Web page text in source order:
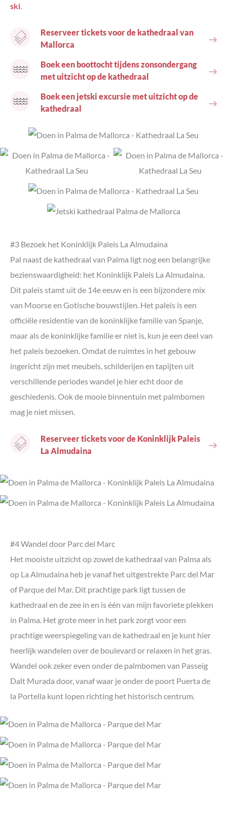
Parkeren in Palma de Mallorca
De leukste dagtours vanuit Palma
Onze aanraders voor dagtours op Mallorca
ski
Reserveer tickets voor de kathedraal van
Mallorca
Boek een boottocht tijdens zonsondergang
met uitzicht op de kathedraal
Boek een jetski excursie met uitzicht op de
kathedraal
#3 Bezoek het Koninklijk Paleis La Almudaina
Pal naast de kathedraal van Palma ligt nog een belangrijke
bezienswaardigheid: het Koninklijk Paleis La Almudaina.
Dit paleis stamt uit de 14e eeuw en is een bijzondere mix
van Moorse en Gotische bouwstijlen. Het paleis is een
officiële residentie van de koninklijke familie van Spanje,
maar als de koninklijke familie er niet is, kun je een deel van
het paleis bezoeken. Omdat de ruimtes in het gebouw
ingericht zijn met meubels, schilderijen en tapijten uit
verschillende periodes wandel je hier echt door de
geschiedenis. Ook de mooie binnentuin met palmbomen
mag je niet missen.
Reserveer tickets voor de Koninklijk Paleis
La Almudaina
#4 Wandel door Parc del Marc
Het mooiste uitzicht op zowel de kathedraal van Palma als
op La Almudaina heb je vanaf het uitgestrekte Parc del Mar
of Parque del Mar. Dit prachtige park ligt tussen de
kathedraal en de zee in en is één van mijn favoriete plekken
in Palma. Het grote meer in het park zorgt voor een
prachtige weerspiegeling van de kathedraal en je kunt hier
heerlijk wandelen over de boulevard or relaxen in het gras.
Wandel ook zeker even onder de palmbomen van Passeig
Dalt Murada door, vanaf waar je onder de poort Puerta de
la Portella kunt lopen richting het historisch centrum.